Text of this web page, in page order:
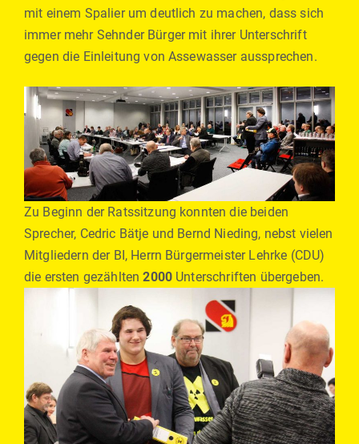
mit einem Spalier um deutlich zu machen, dass sich
immer mehr Sehnder Bürger mit ihrer Unterschrift
gegen die Einleitung von Assewasser aussprechen.
Zu Beginn der Ratssitzung konnten die beiden
Sprecher, Cedric Bätje und Bernd Nieding, nebst vielen
Mitgliedern der BI, Herrn Bürgermeister Lehrke (CDU)
die ersten gezählten2000 Unterschriften übergeben.